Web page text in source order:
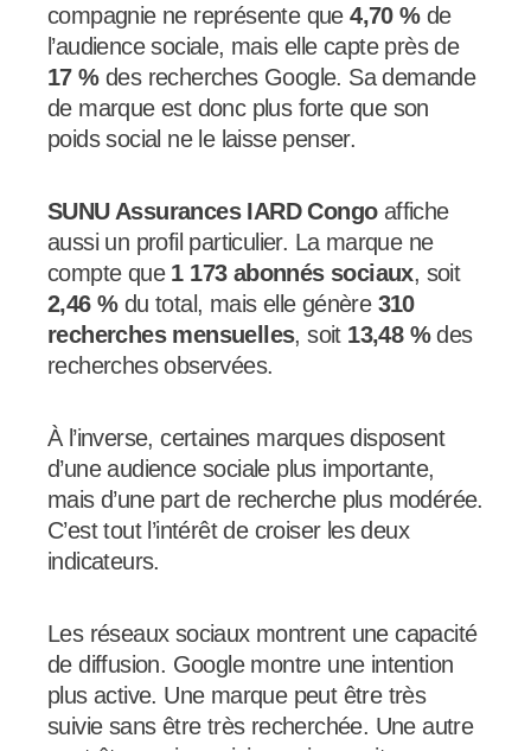
compagnie ne représente que4,70 %de
l’audience sociale, mais elle capte près de
17 %des recherches Google. Sa demande
de marque est donc plus forte que son
poids social ne le laisse penser.
SUNU Assurances IARD Congoaffiche
aussi un profil particulier. La marque ne
compte que 1 173 abonnés sociaux, soit
2,46 %du total, mais elle génère 310
recherches mensuelles, soit 13,48 %des
recherches observées.
À l’inverse, certaines marques disposent
d’une audience sociale plus importante,
mais d’une part de recherche plus modérée.
C’est tout l’intérêt de croiser les deux
indicateurs.
Les réseaux sociaux montrent une capacité
de diffusion. Google montre une intention
plus active. Une marque peut être très
suivie sans être très recherchée. Une autre